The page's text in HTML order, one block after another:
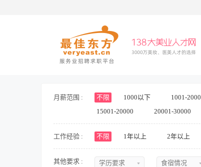
月薪范围 : 不限 1000以下 1001-2000
15001-20000
20001-30000
工作经验 : 不限 1年以上 2年以上
其他要求 : 学历要求 食宿情况